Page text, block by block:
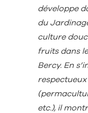
développe
du
culture
fruits dans
Bercy. En
respectueux
etc.), il